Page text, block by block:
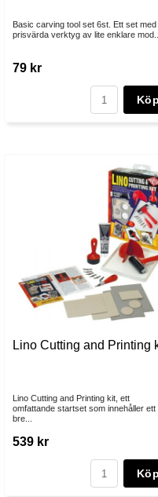
Basic carving tool set 6st. Ett set med
prisvärda verktyg av lite enklare mod...
79 kr
Köp
Lino Cutting and Printing
Lino Cutting and Printing kit, ett
omfattande startset som innehåller ett
bre...
539 kr
Köp